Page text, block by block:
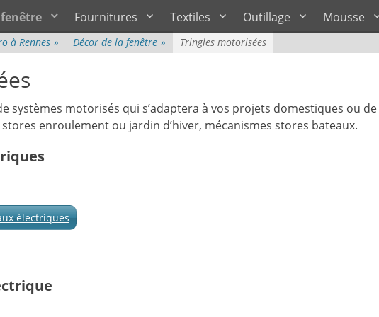
Fournitures Textiles Outillage Mousse
à Rennes » Décor de la fenêtre » Tringles motorisées
systèmes motorisés qui s’adaptera à vos projets domestiques ou de
enroulement ou jardin d’hiver, mécanismes stores bateaux.
électriques